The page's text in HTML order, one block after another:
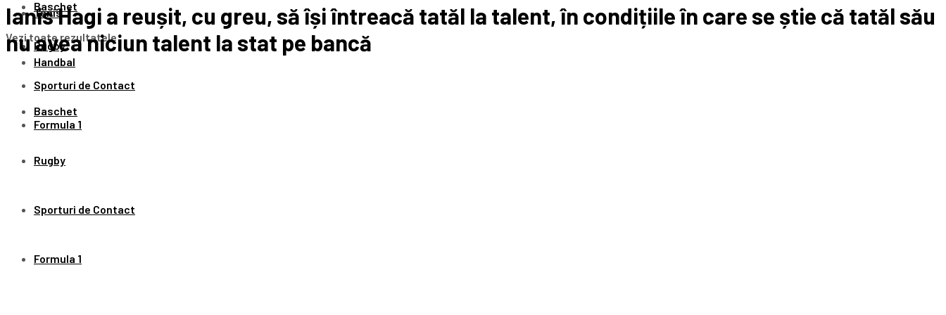
Baschet
Rugby
Sporturi de Contact
Formula 1
Tenis
Handbal
Baschet
Rugby
Sporturi de Contact
Formula 1
Vezi toate rezultatele
Ianis Hagi a reușit, cu greu, să își întreacă tatăl la talent, în condițiile în care se știe că tatăl său
nu avea niciun talent la stat pe bancă